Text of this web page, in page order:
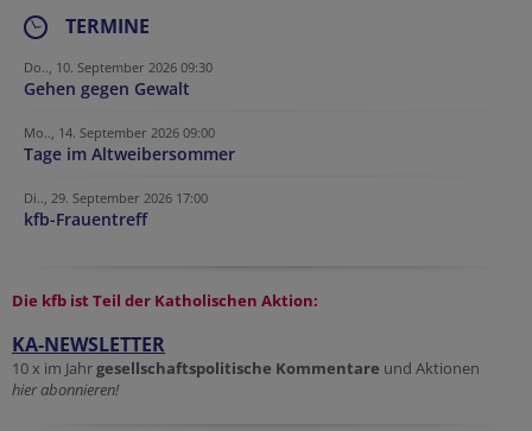
TERMINE
Do.., 10. September 2026 09:30
Gehen gegen Gewalt
Mo.., 14. September 2026 09:00
Tage im Altweibersommer
Di.., 29. September 2026 17:00
kfb-Frauentreff
Die kfb ist Teil der Katholischen Aktion:
KA-NEWSLETTER
10 x im Jahrgesellschaftspolitische Kommentare und Aktionen
hier abonnieren!